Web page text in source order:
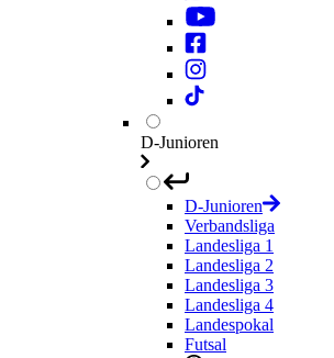
D-Junioren
D-Junioren
Verbandsliga
Landesliga 1
Landesliga 2
Landesliga 3
Landesliga 4
Landespokal
Futsal